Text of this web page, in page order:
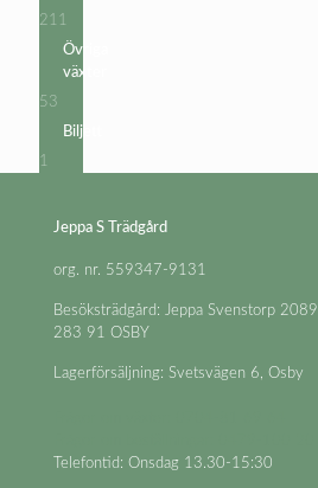
211
produkter
Övriga
växter
53
produkter
Biljett
1
Jeppa S Trädgård
org. nr. 559347-9131
Besöksträdgård: Jeppa Svenstorp 2089
283 91 OSBY
Lagerförsäljning: Svetsvägen 6, Osby
Telefontid: Onsdag 13.30-15:30